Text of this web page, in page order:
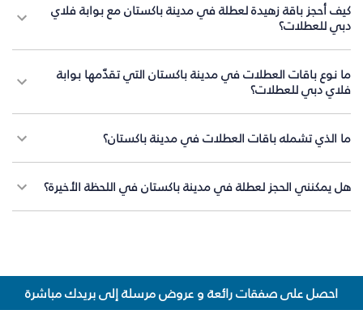
كيف أحجز باقة زهيدة لعطلة في مدينة باكستان مع بوابة فلاي
دبي للعطلات؟
ما نوع باقات العطلات في مدينة باكستان التي تقدّمها بوابة
فلاي دبي للعطلات؟
ما الذي تشمله باقات العطلات في مدينة باكستان؟
هل يمكنني الحجز لعطلة في مدينة باكستان في اللحظة الأخيرة؟
احصل على صفقات رائعة و عروض مرسلة إلى بريدك مباشرة